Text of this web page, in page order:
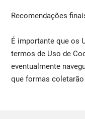
Recomendações
É importante que os
termos de Uso de
eventualmente
que formas